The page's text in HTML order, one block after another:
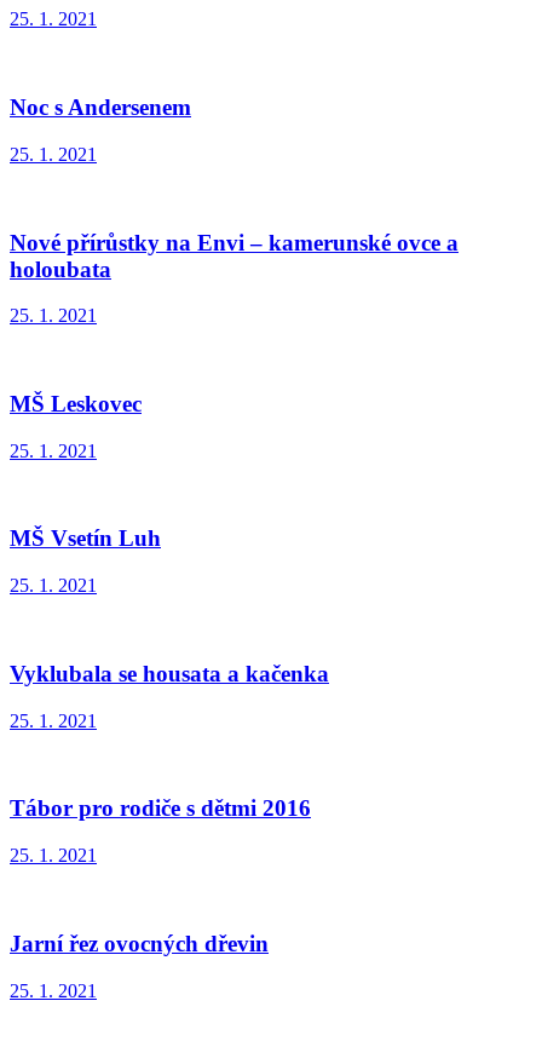
25. 1. 2021
Noc s Andersenem
25. 1. 2021
Nové přírůstky na Envi – kamerunské ovce a
holoubata
25. 1. 2021
MŠ Leskovec
25. 1. 2021
MŠ Vsetín Luh
25. 1. 2021
Vyklubala se housata a kačenka
25. 1. 2021
Tábor pro rodiče s dětmi 2016
25. 1. 2021
Jarní řez ovocných dřevin
25. 1. 2021